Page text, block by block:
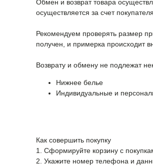
Обмен и возврат товара
осуществляется за счет
Рекомендуем проверять размер
получен, и примерка происходит
Возврату и обмену не подлежат
Нижнее белье
Индивидуальные и
Как совершить покупку
1. Сформируйте корзину с
2. Укажите номер телефона и